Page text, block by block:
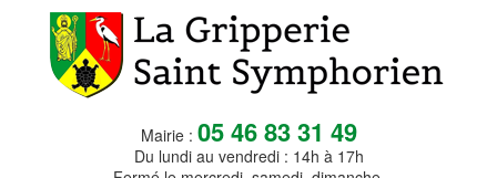
Mairie : 05 46 83 31 49
Du lundi au vendredi : 14h à 17h